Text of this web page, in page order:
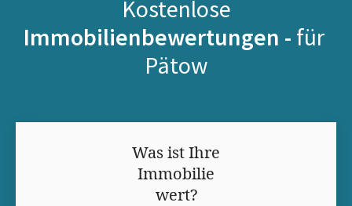
Kostenlose
Immobilienbewertungen - für
Pätow
Was ist Ihre
Immobilie
wert?